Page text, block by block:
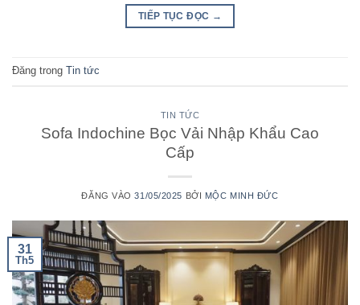
TIẾP TỤC ĐỌC →
Đăng trong Tin tức
TIN TỨC
Sofa Indochine Bọc Vải Nhập Khẩu Cao
Cấp
ĐĂNG VÀO31/05/2025 BỞI MỘC MINH ĐỨC
31
Th5